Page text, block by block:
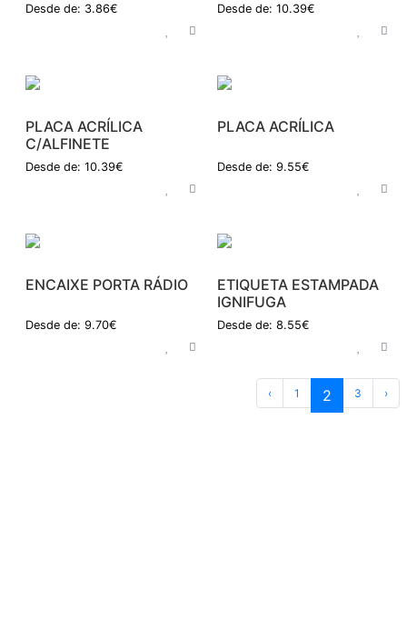
Desde de: 3.86€ Desde de: 10.39€
PLACA ACRÍLICA
C/ALFINETE
Desde de: 10.39€
PLACA ACRÍLICA
Desde de: 9.55€
ENCAIXE PORTA RÁDIO
Desde de: 9.70€
ETIQUETA ESTAMPADA
IGNIFUGA
Desde de: 8.55€
‹ 1 2 3 ›